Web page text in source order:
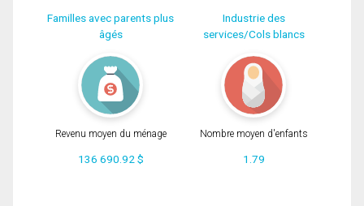
Familles avec parents plus
âgés
Industrie des
services/Cols blancs
Revenu moyen du ménage
136 690.92 $
Nombre moyen d'enfants
1.79